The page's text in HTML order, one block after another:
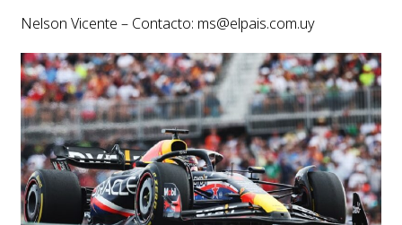
Nelson Vicente – Contacto: ms@elpais.com.uy